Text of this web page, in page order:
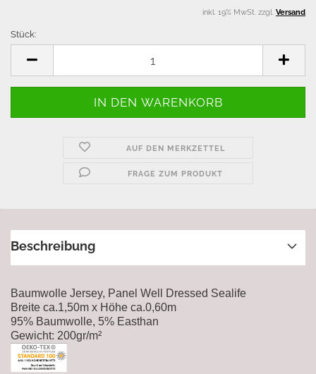
inkl. 19% MwSt. zzgl. Versand
Stück:
AUF DEN MERKZETTEL
FRAGE ZUM PRODUKT
Beschreibung
Baumwolle Jersey, Panel Well Dressed Sealife
Breite ca.1,50m x Höhe ca.0,60m
95% Baumwolle, 5% Easthan
Gewicht: 200gr/m²